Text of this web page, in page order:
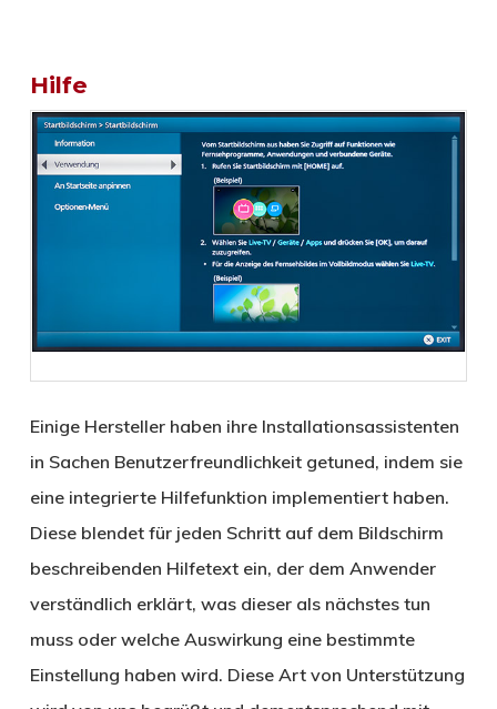
Hilfe
Einige Hersteller haben ihre Installationsassistenten
in Sachen Benutzerfreundlichkeit getuned, indem sie
eine integrierte Hilfefunktion implementiert haben.
Diese blendet für jeden Schritt auf dem Bildschirm
beschreibenden Hilfetext ein, der dem Anwender
verständlich erklärt, was dieser als nächstes tun
muss oder welche Auswirkung eine bestimmte
Einstellung haben wird. Diese Art von Unterstützung